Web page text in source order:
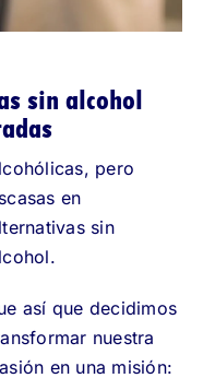
sin alcohol
pero
en
sin
así que decidimos
nuestra
en una misión: